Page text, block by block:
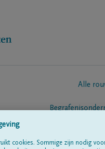
Alle
cookies. Sommige zijn nodig